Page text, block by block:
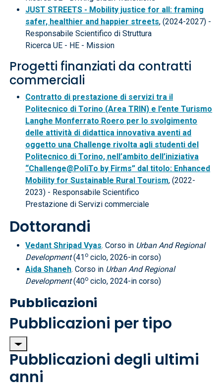
JUST STREETS - Mobility justice for all: framing
safer, healthier and happier streets, (2024-2027) -
Responsabile Scientifico di Struttura
Ricerca UE - HE - Mission
Progetti finanziati da contratti
commerciali
Contratto di prestazione di servizi tra il
Politecnico di Torino (Area TRIN) e l’ente Turismo
Langhe Monferrato Roero per lo svolgimento
delle attività di didattica innovativa aventi ad
oggetto una Challenge rivolta agli studenti del
Politecnico di Torino, nell’ambito dell’iniziativa
“Challenge@PoliTo by Firms” dal titolo: Enhanced
Mobility for Sustainable Rural Tourism, (2022-
2023) - Responsabile Scientifico
Prestazione di Servizi commerciale
Dottorandi
Vedant Shripad Vyas. Corso in Urban And Regional
Development(41o ciclo, 2026-in corso)
Aida Shaneh. Corso in Urban And Regional
Development(40o ciclo, 2024-in corso)
Pubblicazioni
Pubblicazioni per tipo
Pubblicazioni degli ultimi
anni